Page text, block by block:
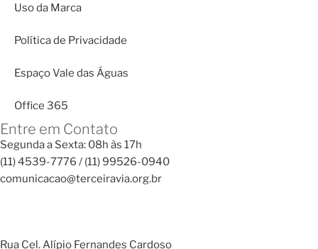
Uso da Marca
Política de Privacidade
Espaço Vale das Águas
Office 365
Entre em Contato
Segunda a Sexta: 08h às 17h
(11) 4539-7776 / (11) 99526-0940
comunicacao@terceiravia.org.br
Rua Cel. Alípio Fernandes Cardoso